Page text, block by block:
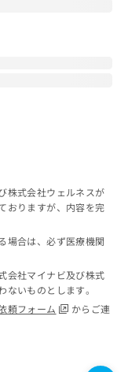
株式会社ウェルネスが
おりますが、内容を完
場合は、必ず医療機関
会社マイナビ及び株式
いものとします。
頼フォーム
からご連